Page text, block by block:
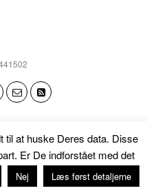
til at huske Deres data. Disse
Er De indforstået med det
Nej Læs først detaljerne
toppen